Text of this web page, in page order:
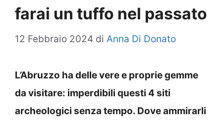
farai un tuffo nel passato
12 Febbraio 2024 di Anna Di Donato
L’Abruzzo ha delle vere e proprie gemme
da visitare: imperdibili questi 4 siti
archeologici senza tempo. Dove ammirarli